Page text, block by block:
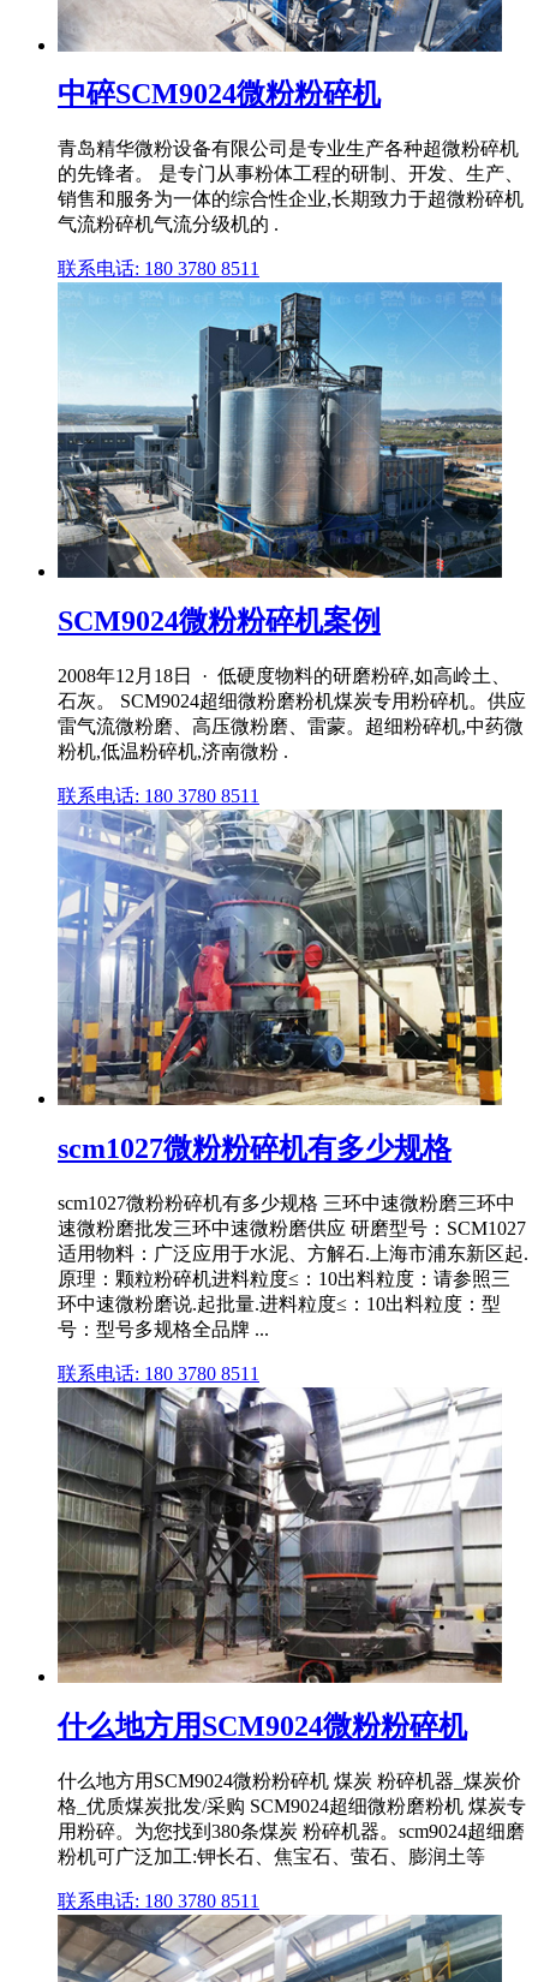
中碎SCM9024微粉粉碎机
青岛精华微粉设备有限公司是专业生产各种超微粉碎机
的先锋者。 是专门从事粉体工程的研制、开发、生产、
销售和服务为一体的综合性企业,长期致力于超微粉碎机
气流粉碎机气流分级机的 .
联系电话: 180 3780 8511
SCM9024微粉粉碎机案例
2008年12月18日 · 低硬度物料的研磨粉碎,如高岭土、
石灰。 SCM9024超细微粉磨粉机煤炭专用粉碎机。供应
雷气流微粉磨、高压微粉磨、雷蒙。超细粉碎机,中药微
粉机,低温粉碎机,济南微粉 .
联系电话: 180 3780 8511
scm1027微粉粉碎机有多少规格
scm1027微粉粉碎机有多少规格 三环中速微粉磨三环中
速微粉磨批发三环中速微粉磨供应 研磨型号：SCM1027
适用物料：广泛应用于水泥、方解石.上海市浦东新区起.
原理：颗粒粉碎机进料粒度≤：10出料粒度：请参照三
环中速微粉磨说.起批量.进料粒度≤：10出料粒度：型
号：型号多规格全品牌 ...
联系电话: 180 3780 8511
什么地方用SCM9024微粉粉碎机
什么地方用SCM9024微粉粉碎机 煤炭 粉碎机器_煤炭价
格_优质煤炭批发/采购 SCM9024超细微粉磨粉机 煤炭专
用粉碎。为您找到380条煤炭 粉碎机器。scm9024超细磨
粉机可广泛加工:钾长石、焦宝石、萤石、膨润土等
联系电话: 180 3780 8511